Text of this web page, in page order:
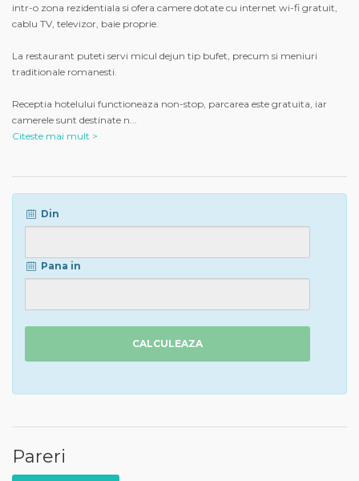
intr-o zona rezidentiala si ofera camere dotate cu internet wi-fi gratuit,
cablu TV, televizor, baie proprie.
La restaurant puteti servi micul dejun tip bufet, precum si meniuri
traditionale romanesti.
Receptia hotelului functioneaza non-stop, parcarea este gratuita, iar
camerele sunt destinate n
Citeste mai mult >
Din
Pana in
CALCULEAZA
Pareri